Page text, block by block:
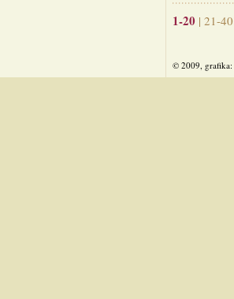
1-20 | 21-40
© 2009, grafika: